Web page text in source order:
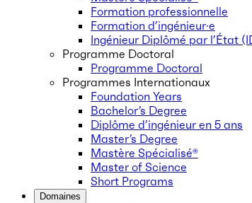
Formation professionnelle
Formation d’ingénieur·e
Ingénieur Diplômé par l’État
Programme Doctoral
Programme Doctoral
Programmes Internationaux
Foundation Years
Bachelor’s Degree
Diplôme d’ingénieur en 5 ans
Master’s Degree
Mastère Spécialisé®
Master of Science
Short Programs
Domaines